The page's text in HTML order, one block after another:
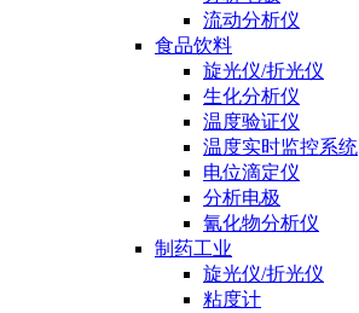
流动分析仪
食品饮料
旋光仪/折光仪
生化分析仪
温度验证仪
温度实时监控系统
电位滴定仪
分析电极
氰化物分析仪
制药工业
旋光仪/折光仪
粘度计